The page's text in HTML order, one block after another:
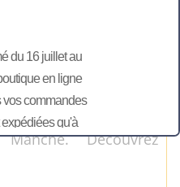
sont réalisées
propres machines
en-Saire.
Normandie dans le
Découvrez
du 16 juillet au
en ligne
vos commandes
expédiées qu'à
août.